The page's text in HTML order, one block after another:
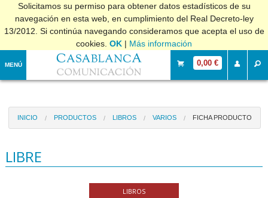
Solicitamos su permiso para obtener datos estadísticos de su
navegación en esta web, en cumplimiento del Real Decreto-ley
13/2012. Si continúa navegando consideramos que acepta el uso de
cookies. OK | Más información
MENÚ 0,00 €
INICIO PRODUCTOS LIBROS VARIOS FICHA PRODUCTO
LIBRE
LIBROS